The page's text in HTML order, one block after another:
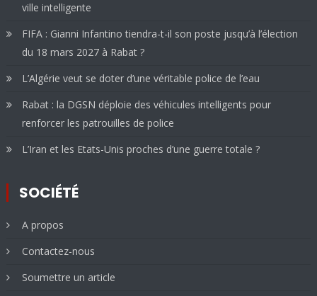
ville intelligente
FIFA : Gianni Infantino tiendra-t-il son poste jusqu’à l’élection
du 18 mars 2027 à Rabat ?
L’Algérie veut se doter d’une véritable police de l’eau
Rabat : la DGSN déploie des véhicules intelligents pour
renforcer les patrouilles de police
L’Iran et les Etats-Unis proches d’une guerre totale ?
SOCIÉTÉ
A propos
Contactez-nous
Soumettre un article